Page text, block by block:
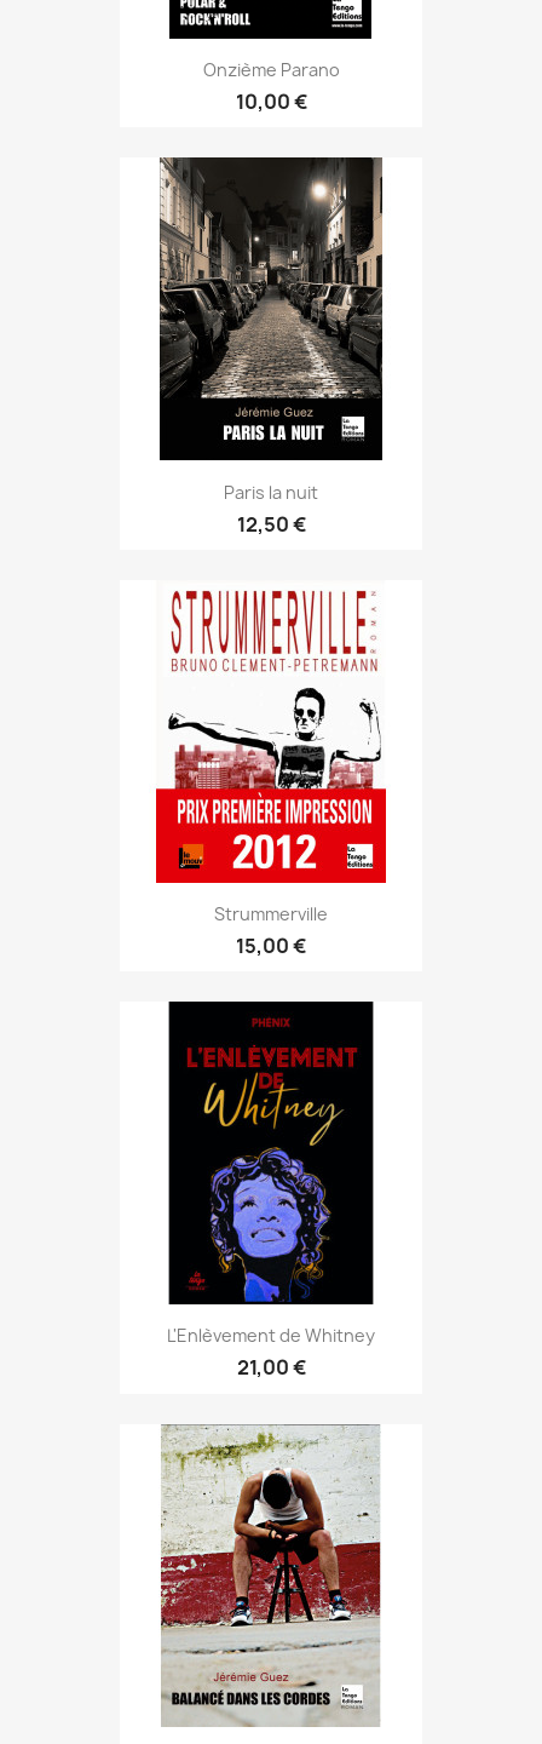
Onzième Parano
10,00 €
Paris la nuit
12,50 €
Strummerville
15,00 €
L'Enlèvement de Whitney
21,00 €